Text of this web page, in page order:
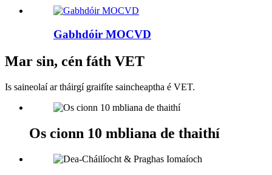
Gabhdóir MOCVD
Mar sin, cén fáth VET
Is saineolaí ar tháirgí graifíte saincheaptha é VET.
Os cionn 10 mbliana de thaithí